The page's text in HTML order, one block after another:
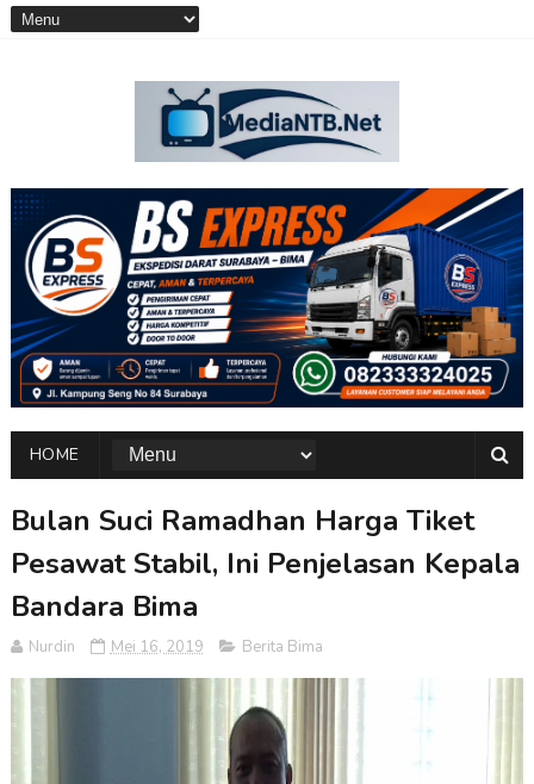
HOME
Bulan Suci Ramadhan Harga Tiket
Pesawat Stabil, Ini Penjelasan Kepala
Bandara Bima
Nurdin Mei 16, 2019 Berita Bima